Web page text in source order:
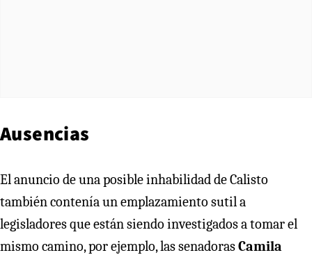
Ausencias
El anuncio de una posible inhabilidad de Calisto
también contenía un emplazamiento sutil a
legisladores que están siendo investigados a tomar el
mismo camino, por ejemplo, las senadorasCamila